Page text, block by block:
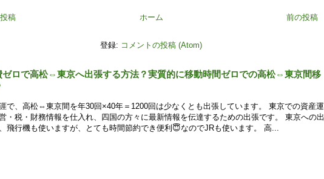
稿 前の投稿
ホーム
登録: コメントの投稿 (Atom)
ゼロで高松⇔東京へ出張する方法？実質的に移動時間ゼロでの高松⇔東京間移
で、高松⇔東京間を年30回×40年＝1200回は少なくとも出張しています。 東京での資産運
・税・財務情報を仕入れ、四国の方々に最新情報を伝達するための出張です。 東京への出
飛行機も使いますが、とても時間節約でき便利😇なのでJRも使います。 高...